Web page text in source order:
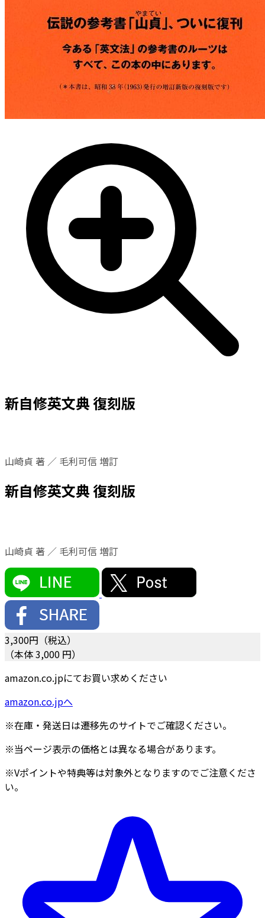
新自修英文典 復刻版
山崎貞 著 ／ 毛利可信 増訂
新自修英文典 復刻版
山崎貞 著 ／ 毛利可信 増訂
3,300円（税込）
（本体 3,000 円）
amazon.co.jpにてお買い求めください
amazon.co.jpへ
※在庫・発送日は遷移先のサイトでご確認ください。
※当ページ表示の価格とは異なる場合があります。
※Vポイントや特典等は対象外となりますのでご注意くださ
い。